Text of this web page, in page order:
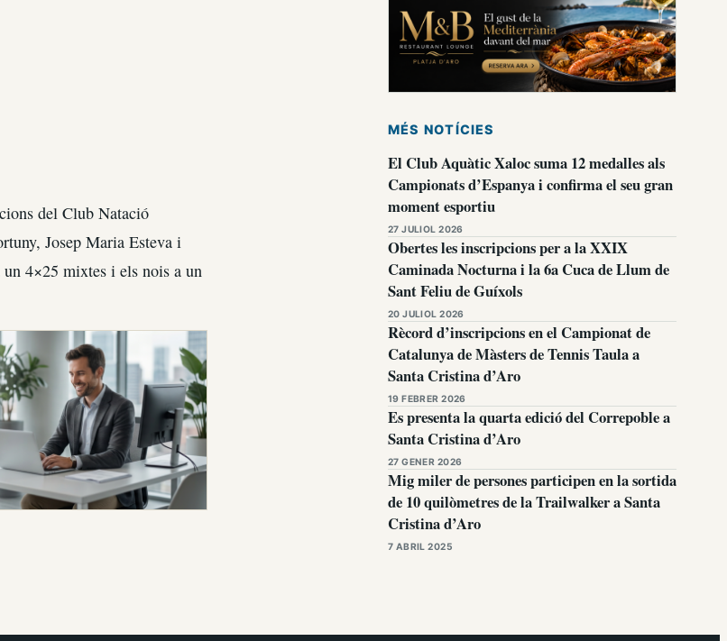
del Club Natació
Josep Maria Esteva i
4×25 mixtes i els nois a un
MÉS NOTÍCIES
El Club Aquàtic Xaloc suma 12 medalles als
Campionats d’Espanya i confirma el seu gran
moment esportiu
27 JULIOL 2026
Obertes les inscripcions per a la XXIX
Caminada Nocturna i la 6a Cuca de Llum de
Sant Feliu de Guíxols
20 JULIOL 2026
Rècord d’inscripcions en el Campionat de
Catalunya de Màsters de Tennis Taula a
Santa Cristina d’Aro
19 FEBRER 2026
Es presenta la quarta edició del Correpoble a
Santa Cristina d’Aro
27 GENER 2026
Mig miler de persones participen en la sortida
de 10 quilòmetres de la Trailwalker a Santa
Cristina d’Aro
7 ABRIL 2025